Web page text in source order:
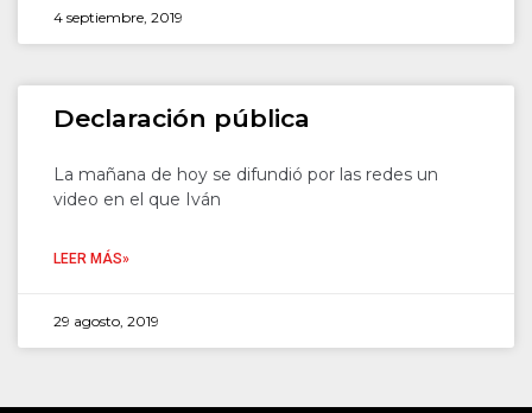
4 septiembre, 2019
Declaración pública
La mañana de hoy se difundió por las redes un
video en el que Iván
LEER MÁS»
29 agosto, 2019